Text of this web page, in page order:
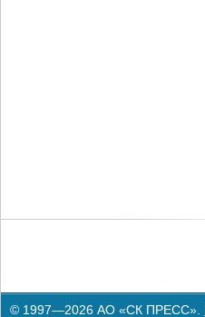
© 1997—2026 АО «СК ПРЕСС».